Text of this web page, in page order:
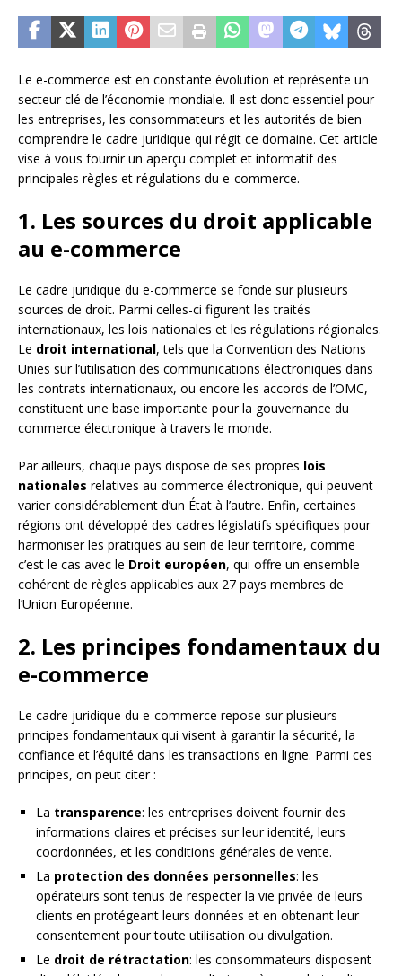
Le e-commerce est en constante évolution et représente un
secteur clé de l’économie mondiale. Il est donc essentiel pour
les entreprises, les consommateurs et les autorités de bien
comprendre le cadre juridique qui régit ce domaine. Cet article
vise à vous fournir un aperçu complet et informatif des
principales règles et régulations du e-commerce.
1. Les sources du droit applicable
au e-commerce
Le cadre juridique du e-commerce se fonde sur plusieurs
sources de droit. Parmi celles-ci figurent les traités
internationaux, les lois nationales et les régulations régionales.
Le droit international, tels que la Convention des Nations
Unies sur l’utilisation des communications électroniques dans
les contrats internationaux, ou encore les accords de l’OMC,
constituent une base importante pour la gouvernance du
commerce électronique à travers le monde.
Par ailleurs, chaque pays dispose de ses propres lois
nationales relatives au commerce électronique, qui peuvent
varier considérablement d’un État à l’autre. Enfin, certaines
régions ont développé des cadres législatifs spécifiques pour
harmoniser les pratiques au sein de leur territoire, comme
c’est le cas avec le Droit européen, qui offre un ensemble
cohérent de règles applicables aux 27 pays membres de
l’Union Européenne.
2. Les principes fondamentaux du
e-commerce
Le cadre juridique du e-commerce repose sur plusieurs
principes fondamentaux qui visent à garantir la sécurité, la
confiance et l’équité dans les transactions en ligne. Parmi ces
principes, on peut citer :
La transparence: les entreprises doivent fournir des
informations claires et précises sur leur identité, leurs
coordonnées, et les conditions générales de vente.
La protection des données personnelles: les
opérateurs sont tenus de respecter la vie privée de leurs
clients en protégeant leurs données et en obtenant leur
consentement pour toute utilisation ou divulgation.
Le droit de rétractation: les consommateurs disposent